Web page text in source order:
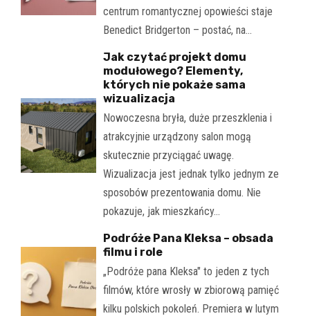
centrum romantycznej opowieści staje
Benedict Bridgerton – postać, na…
Jak czytać projekt domu
modułowego? Elementy,
których nie pokaże sama
wizualizacja
Nowoczesna bryła, duże przeszklenia i
atrakcyjnie urządzony salon mogą
skutecznie przyciągać uwagę.
Wizualizacja jest jednak tylko jednym ze
sposobów prezentowania domu. Nie
pokazuje, jak mieszkańcy…
Podróże Pana Kleksa – obsada
filmu i role
„Podróże pana Kleksa" to jeden z tych
filmów, które wrosły w zbiorową pamięć
kilku polskich pokoleń. Premiera w lutym